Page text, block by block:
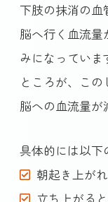
下肢の抹消の
脳へ行く血流量
みになっていま
ところが、こ
脳への血流量が
具体的には以下
朝起き上が
立ち上がる